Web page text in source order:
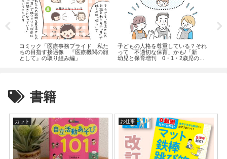
コミック「医療事務プライド 私た
ちの目指す接遇像 『医療機関の顔
として』の取り組み編」
子どもの人格を尊重している？それ
って「不適切な保育」かも/「新
幼児と保育増刊 0・1・2歳児の保
書籍
カット お仕事